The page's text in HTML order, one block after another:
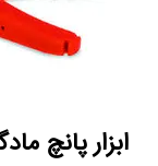
ابزار پانچ